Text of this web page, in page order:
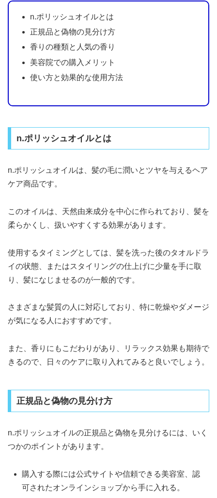
n.ポリッシュオイルとは
正規品と偽物の見分け方
香りの種類と人気の香り
美容院での購入メリット
使い方と効果的な使用方法
n.ポリッシュオイルとは
n.ポリッシュオイルは、髪の毛に潤いとツヤを与えるヘア
ケア商品です。
このオイルは、天然由来成分を中心に作られており、髪を
柔らかくし、扱いやすくする効果があります。
使用するタイミングとしては、髪を洗った後のタオルドラ
イの状態、またはスタイリングの仕上げに少量を手に取
り、髪になじませるのが一般的です。
さまざまな髪質の人に対応しており、特に乾燥やダメージ
が気になる人におすすめです。
また、香りにもこだわりがあり、リラックス効果も期待で
きるので、日々のケアに取り入れてみると良いでしょう。
正規品と偽物の見分け方
n.ポリッシュオイルの正規品と偽物を見分けるには、いく
つかのポイントがあります。
購入する際には公式サイトや信頼できる美容室、認
可されたオンラインショップから手に入れる。